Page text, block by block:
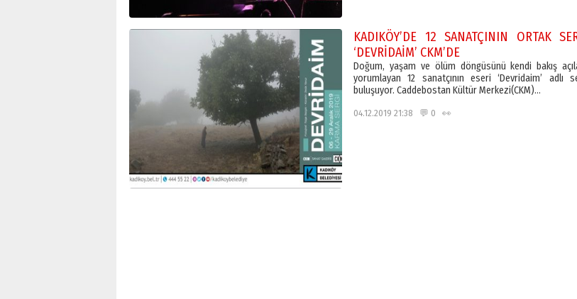
KADIKÖY’DE 12 SANATÇININ ORTAK
‘DEVRİDAİM’ CKM’DE
Doğum, yaşam ve ölüm döngüsünü kendi bakış
yorumlayan 12 sanatçının eseri ‘Devridaim’ adlı
buluşuyor. Caddebostan Kültür Merkezi(CKM)…
04.12.2019 21:38 💬 0 👀